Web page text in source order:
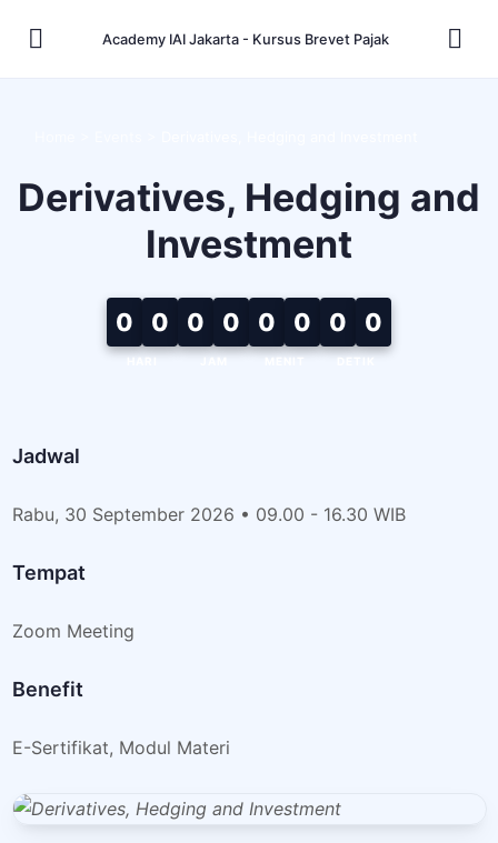
Academy IAI Jakarta - Kursus Brevet Pajak
Derivatives, Hedging and
Investment
0 0
HARI
0 0
JAM
0 0
MENIT
0 0
DETIK
Jadwal
Rabu, 30 September 2026 • 09.00 - 16.30 WIB
Tempat
Zoom Meeting
Benefit
E-Sertifikat, Modul Materi